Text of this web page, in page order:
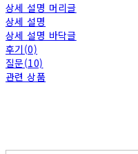
상세 설명 머리글
상세 설명
상세 설명 바닥글
후기(0)
질문(10)
관련 상품